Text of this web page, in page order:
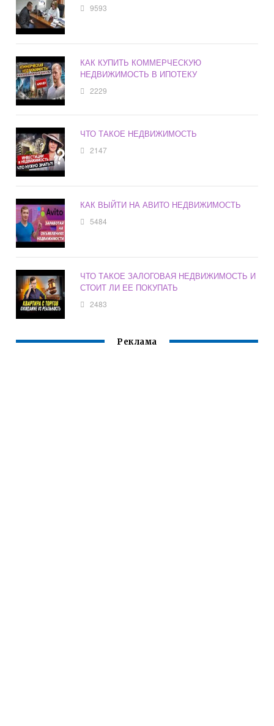
9593
КАК КУПИТЬ КОММЕРЧЕСКУЮ
НЕДВИЖИМОСТЬ В ИПОТЕКУ
2229
ЧТО ТАКОЕ НЕДВИЖИМОСТЬ
2147
КАК ВЫЙТИ НА АВИТО НЕДВИЖИМОСТЬ
5484
ЧТО ТАКОЕ ЗАЛОГОВАЯ НЕДВИЖИМОСТЬ И
СТОИТ ЛИ ЕЕ ПОКУПАТЬ
2483
Реклама